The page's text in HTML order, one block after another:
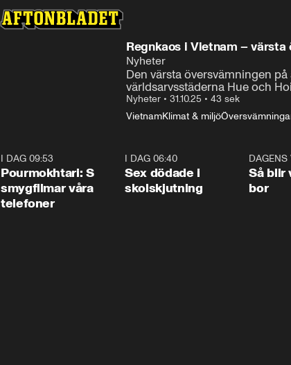
Regnkaos i Vietnam –
Nyheter
Den värsta översvämningen
världsarvsstäderna Hue och
Nyheter • 31.10.25 • 43 sek
VietnamKlimat & miljö
I DAG 09:53
Pourmokhtari: S
smygfilmar våra
telefoner
I DAG 06:40
Sex dödade i
skolskjutning
DAGENS
Så blir
bor